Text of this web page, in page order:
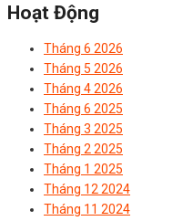
Hoạt Động
Tháng 6 2026
Tháng 5 2026
Tháng 4 2026
Tháng 6 2025
Tháng 3 2025
Tháng 2 2025
Tháng 1 2025
Tháng 12 2024
Tháng 11 2024